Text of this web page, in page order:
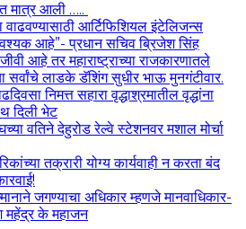
मात्र आली …..
वाढवण्यासाठी आर्टिफिशियल इंटेलिजन्स
आहे”- प्रधान सचिव ब्रिजेश सिंह
आहे तर महाराष्ट्राच्या राजकारणातले
सर्वांचे लाडके डॅशिंग सुधीर भाऊ मुनगंटीवार.
निमत्त सहारा वृद्धाश्रमातील वृद्धांना
दिली भेट
वतिने देहुरोड रेल्वे स्टेशनवर मशाल मोर्चा
तक्रारी योग्य कार्यवाही न करता बंद
जगण्याचा अधिकार म्हणजे मानवाधिकार-
महेंद्र के महाजन